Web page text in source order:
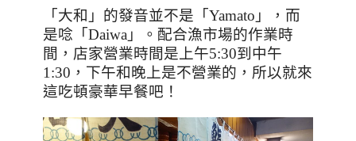
「大和」的發音並不是「 Yamato 」，而
是唸「 Daiwa 」。配合漁市場的作業時
間，店家營業時間是上午5:30到中午
1:30 ，下午和晚上是不營業的，所以就來
這吃頓豪華早餐吧！